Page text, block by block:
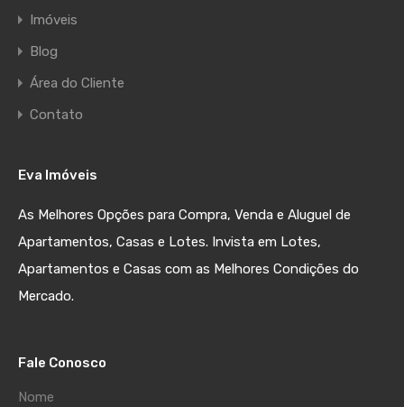
Imóveis
Blog
Área do Cliente
Contato
Eva Imóveis
As Melhores Opções para Compra, Venda e Aluguel de
Apartamentos, Casas e Lotes. Invista em Lotes,
Apartamentos e Casas com as Melhores Condições do
Mercado.
Fale Conosco
Nome